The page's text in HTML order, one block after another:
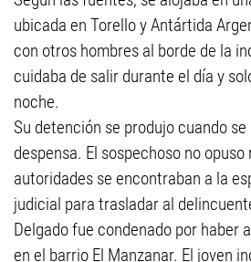
ubicada en Torello y Antártida
con otros hombres al borde de la
cuidaba de salir durante el día y
noche.
Su detención se produjo cuando
despensa. El sospechoso no
autoridades se encontraban a la
judicial para trasladar al
Delgado fue condenado por haber
en el barrio El Manzanar. El joven